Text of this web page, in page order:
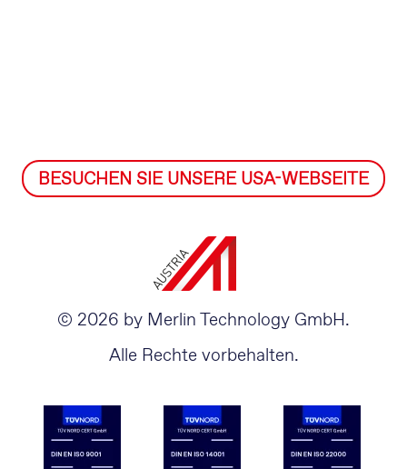
BESUCHEN SIE UNSERE USA-WEBSEITE
© 2026 by Merlin Technology GmbH.
Alle Rechte vorbehalten.